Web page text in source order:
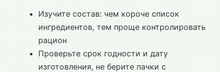
Изучите состав: чем короче список
ингредиентов, тем проще контролировать
рацион
Проверьте срок годности и дату
изготовления, не берите пачки с